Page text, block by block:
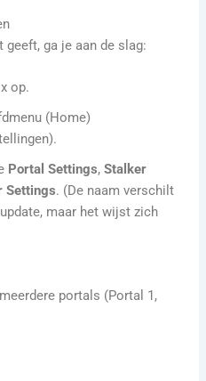
ga je aan de slag:
op.
(Home)
Portal Settings,Stalker
Settings. (De naam verschilt
maar het wijst zich
portals (Portal 1,